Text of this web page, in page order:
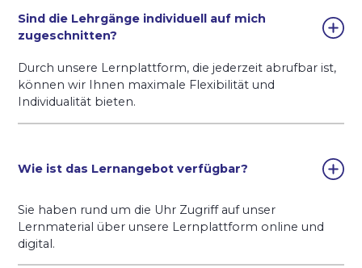
Sind die Lehrgänge individuell auf mich
zugeschnitten?
Durch unsere Lernplattform, die jederzeit abrufbar ist,
können wir Ihnen maximale Flexibilität und
Individualität bieten.
Wie ist das Lernangebot verfügbar?
Sie haben rund um die Uhr Zugriff auf unser
Lernmaterial über unsere Lernplattform online und
digital.